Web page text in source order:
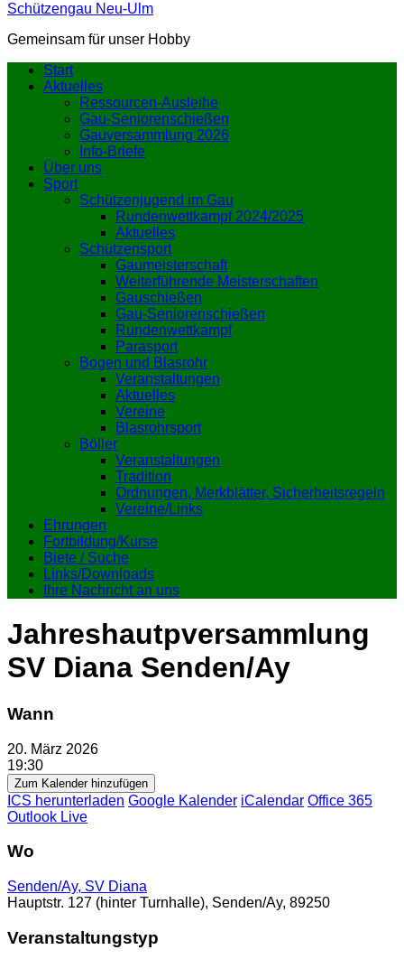
Schützengau Neu-Ulm
Gemeinsam für unser Hobby
Start
Aktuelles
Ressourcen-Ausleihe
Gau-Seniorenschießen
Gauversammlung 2026
Info-Briefe
Über uns
Sport
Schützenjugend im Gau
Rundenwettkampf 2024/2025
Aktuelles
Schützensport
Gaumeisterschaft
Weiterführende Meisterschaften
Gauschießen
Gau-Seniorenschießen
Rundenwettkampf
Parasport
Bogen und Blasrohr
Veranstaltungen
Aktuelles
Vereine
Blasrohrsport
Böller
Veranstaltungen
Tradition
Ordnungen, Merkblätter, Sicherheitsregeln
Vereine/Links
Ehrungen
Fortbildung/Kurse
Biete / Suche
Links/Downloads
Ihre Nachricht an uns
Jahreshautpversammlung
SV Diana Senden/Ay
Wann
20. März 2026
19:30
Zum Kalender hinzufügen
ICS herunterladen Google Kalender iCalendar Office 365
Outlook Live
Wo
Senden/Ay, SV Diana
Hauptstr. 127 (hinter Turnhalle), Senden/Ay, 89250
Veranstaltungstyp